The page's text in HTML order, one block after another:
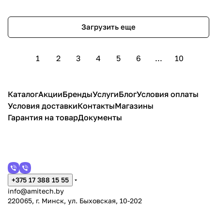
Загрузить еще
1 2 3 4 5 6 ... 10
КаталогАкцииБрендыУслугиБлогУсловия оплаты
Условия доставкиКонтактыМагазины
Гарантия на товарДокументы
+375 17 388 15 55
info@amitech.by
220065, г. Минск, ул. Быховская, 10-202